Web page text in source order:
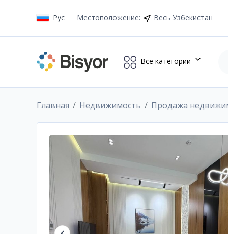
Рус Местоположение: Весь Узбекистан
Все категории
Главная Недвижимость Продажа